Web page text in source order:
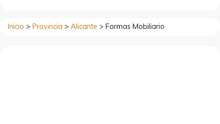
Inicio > Provincia > Alicante > Formas Mobiliario